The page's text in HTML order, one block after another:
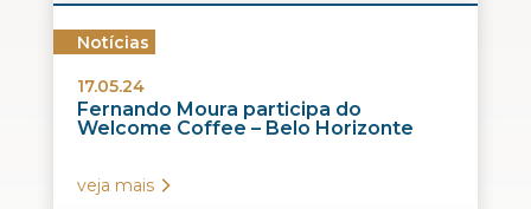
Notícias
17.05.24
Fernando Moura participa do
Welcome Coffee – Belo Horizonte
veja mais